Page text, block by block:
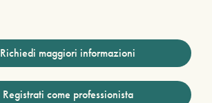
Richiedi maggiori informazioni
Registrati come professionista